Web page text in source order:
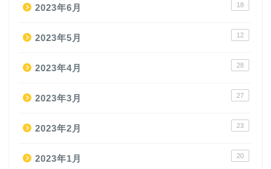
2023年6月 18
2023年5月 12
2023年4月 28
2023年3月 27
2023年2月 23
2023年1月 20